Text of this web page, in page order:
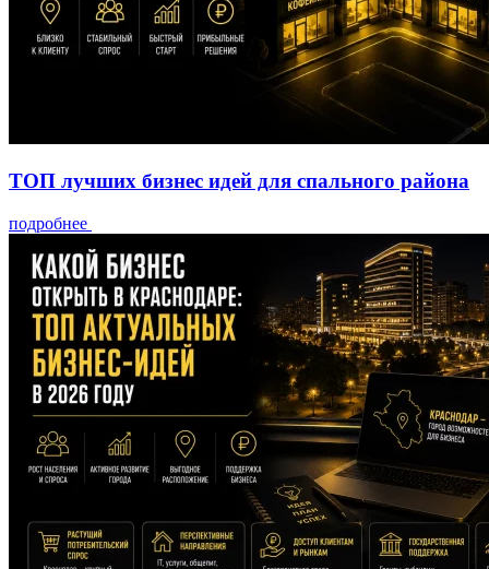
ТОП лучших бизнес идей для спального района
подробнее